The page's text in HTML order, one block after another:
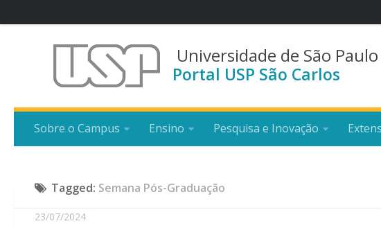
Universidade de São Paulo
Portal USP São Carlos
Sobre o Campus Ensino Pesquisa e Inovação
Tagged: Semana Pós-Graduação
23/07/2024